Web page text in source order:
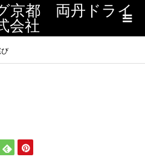
京都 両丹ドライ
会社